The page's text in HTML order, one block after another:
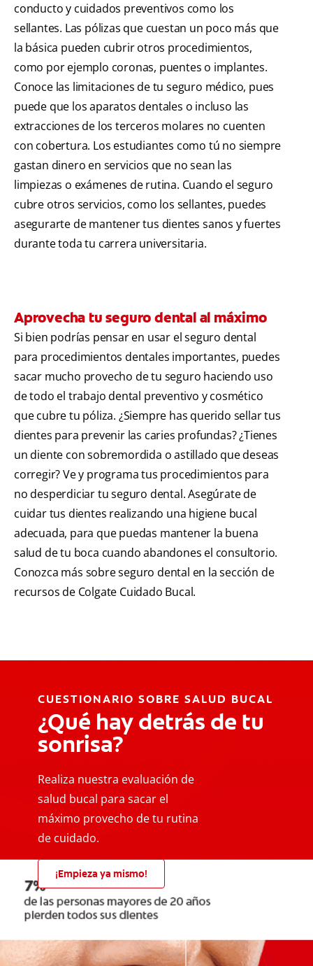
conducto y cuidados preventivos como los
sellantes. Las pólizas que cuestan un poco más que
la básica pueden cubrir otros procedimientos,
como por ejemplo coronas, puentes o implantes.
Conoce las limitaciones de tu seguro médico, pues
puede que los aparatos dentales o incluso las
extracciones de los terceros molares no cuenten
con cobertura. Los estudiantes como tú no siempre
gastan dinero en servicios que no sean las
limpiezas o exámenes de rutina. Cuando el seguro
cubre otros servicios, como los sellantes, puedes
asegurarte de mantener tus dientes sanos y fuertes
durante toda tu carrera universitaria.
Aprovecha tu seguro dental al máximo
Si bien podrías pensar en usar el seguro dental
para procedimientos dentales importantes, puedes
sacar mucho provecho de tu seguro haciendo uso
de todo el trabajo dental preventivo y cosmético
que cubre tu póliza. ¿Siempre has querido sellar tus
dientes para prevenir las caries profundas? ¿Tienes
un diente con sobremordida o astillado que deseas
corregir? Ve y programa tus procedimientos para
no desperdiciar tu seguro dental. Asegúrate de
cuidar tus dientes realizando una higiene bucal
adecuada, para que puedas mantener la buena
salud de tu boca cuando abandones el consultorio.
Conozca más sobre seguro dental en la sección de
recursos de Colgate Cuidado Bucal.
CUESTIONARIO SOBRE SALUD BUCAL
¿Qué hay detrás de tu
sonrisa?
Realiza nuestra evaluación de
salud bucal para sacar el
máximo provecho de tu rutina
de cuidado.
¡Empieza ya mismo!